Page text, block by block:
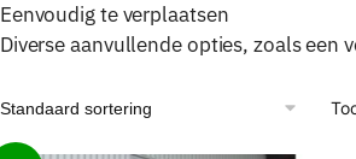
Eenvoudig te verplaatsen
Diverse aanvullende opties, zoals een